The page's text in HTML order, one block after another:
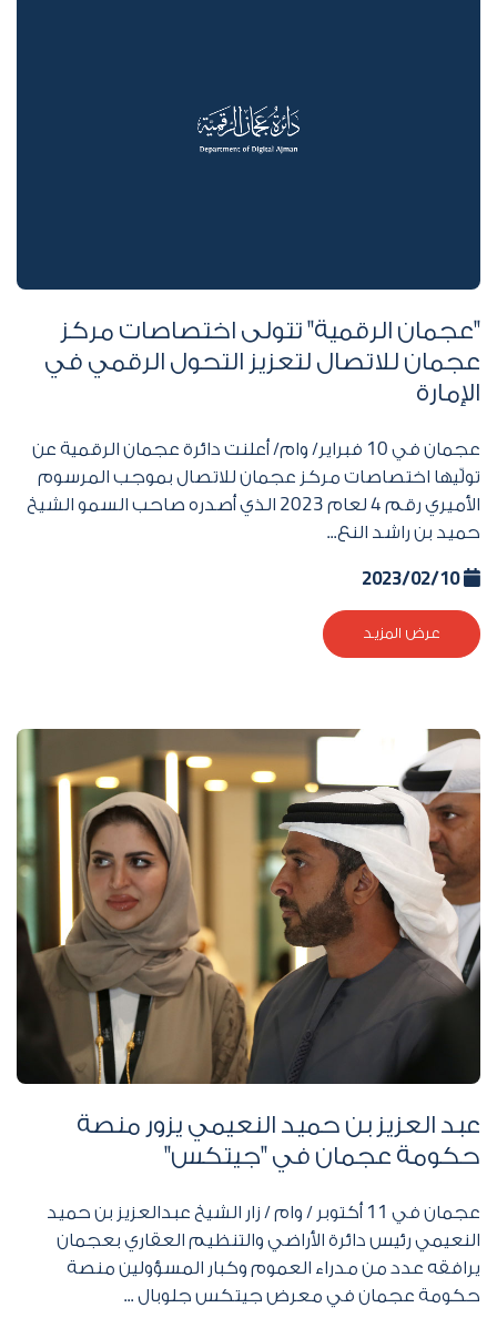
"عجمان الرقمية" تتولى اختصاصات مركز
عجمان للاتصال لتعزيز التحول الرقمي في
الإمارة
عجمان في10 فبراير/ وام/ أعلنت دائرة عجمان الرقمية عن
تولّيها اختصاصات مركز عجمان للاتصال بموجب المرسوم
الأميري رقم4لعام2023 الذي أصدره صاحب السمو الشيخ
حميد بن راشد النع...
2023/02/10
عرض المزيد
عبد العزيز بن حميد النعيمي يزور منصة
حكومة عجمان في "جيتكس"
عجمان في 11 أكتوبر / وام / زار الشيخ عبدالعزيز بن حميد
النعيمي رئيس دائرة الأراضي والتنظيم العقاري بعجمان
يرافقه عدد من مدراء العموم وكبار المسؤولين منصة
حكومة عجمان في معرض جيتكس جلوبال...